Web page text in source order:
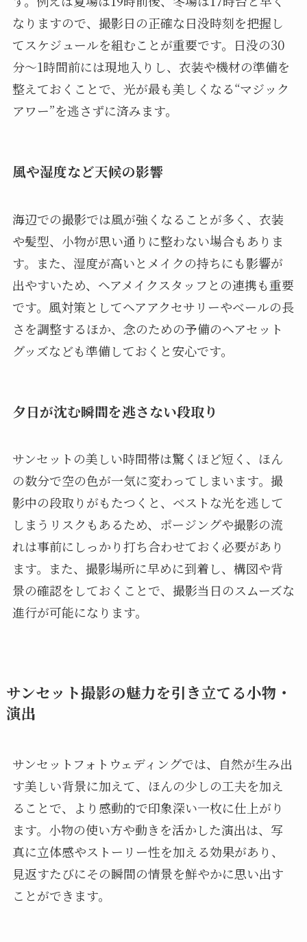
なりますので、撮影日の正確な日没時刻を把握し
てスケジュールを組むことが重要です。日没の30
分〜1時間前には現地入りし、衣装や機材の準備を
整えておくことで、光が最も美しくなる“マジック
アワー”を逃さずに済みます。
風や湿度など天候の影響
海辺での撮影では風が強くなることが多く、衣装
や髪型、小物が思い通りに整わない場合もありま
す。また、湿度が高いとメイクの持ちにも影響が
出やすいため、ヘアメイクスタッフとの連携も重要
です。風対策としてヘアアクセサリーやベールの長
さを調整するほか、念のための予備のヘアセット
グッズなども準備しておくと安心です。
夕日が沈む瞬間を逃さない段取り
サンセットの美しい時間帯は驚くほど短く、ほん
の数分で空の色が一気に変わってしまいます。撮
影中の段取りがもたつくと、ベストな光を逃して
しまうリスクもあるため、ポージングや撮影の流
れは事前にしっかり打ち合わせておく必要があり
ます。また、撮影場所に早めに到着し、構図や背
景の確認をしておくことで、撮影当日のスムーズな
進行が可能になります。
サンセット撮影の魅力を引き立てる小物・
演出
サンセットフォトウェディングでは、自然が生み出
す美しい背景に加えて、ほんの少しの工夫を加え
ることで、より感動的で印象深い一枚に仕上がり
ます。小物の使い方や動きを活かした演出は、写
真に立体感やストーリー性を加える効果があり、
見返すたびにその瞬間の情景を鮮やかに思い出す
ことができます。